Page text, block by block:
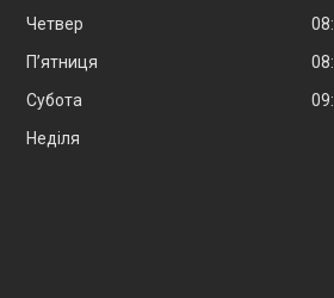
Четвер
Пʼятниця
Субота
Неділя